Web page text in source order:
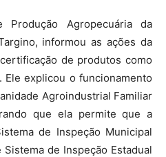
Agropecuária da
informou as ações da
de produtos como
explicou o funcionamento
Agroindustrial Familiar
que ela permite que a
de Inspeção Municipal
de Inspeção Estadual